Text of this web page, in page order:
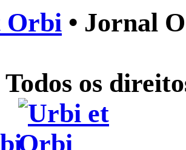
Orbi • Jornal
os